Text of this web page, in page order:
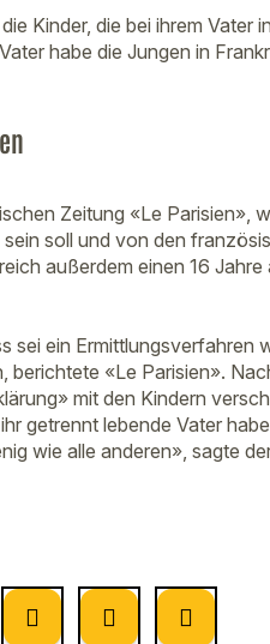
Kinder, die bei ihrem Vater
habe die Jungen in
Zeitung «Le Parisien»,
soll und von den
außerdem einen 16
sei ein Ermittlungsverfahren
berichtete «Le Parisien».
mit den Kindern
getrennt lebende Vater
wie alle anderen», sagte